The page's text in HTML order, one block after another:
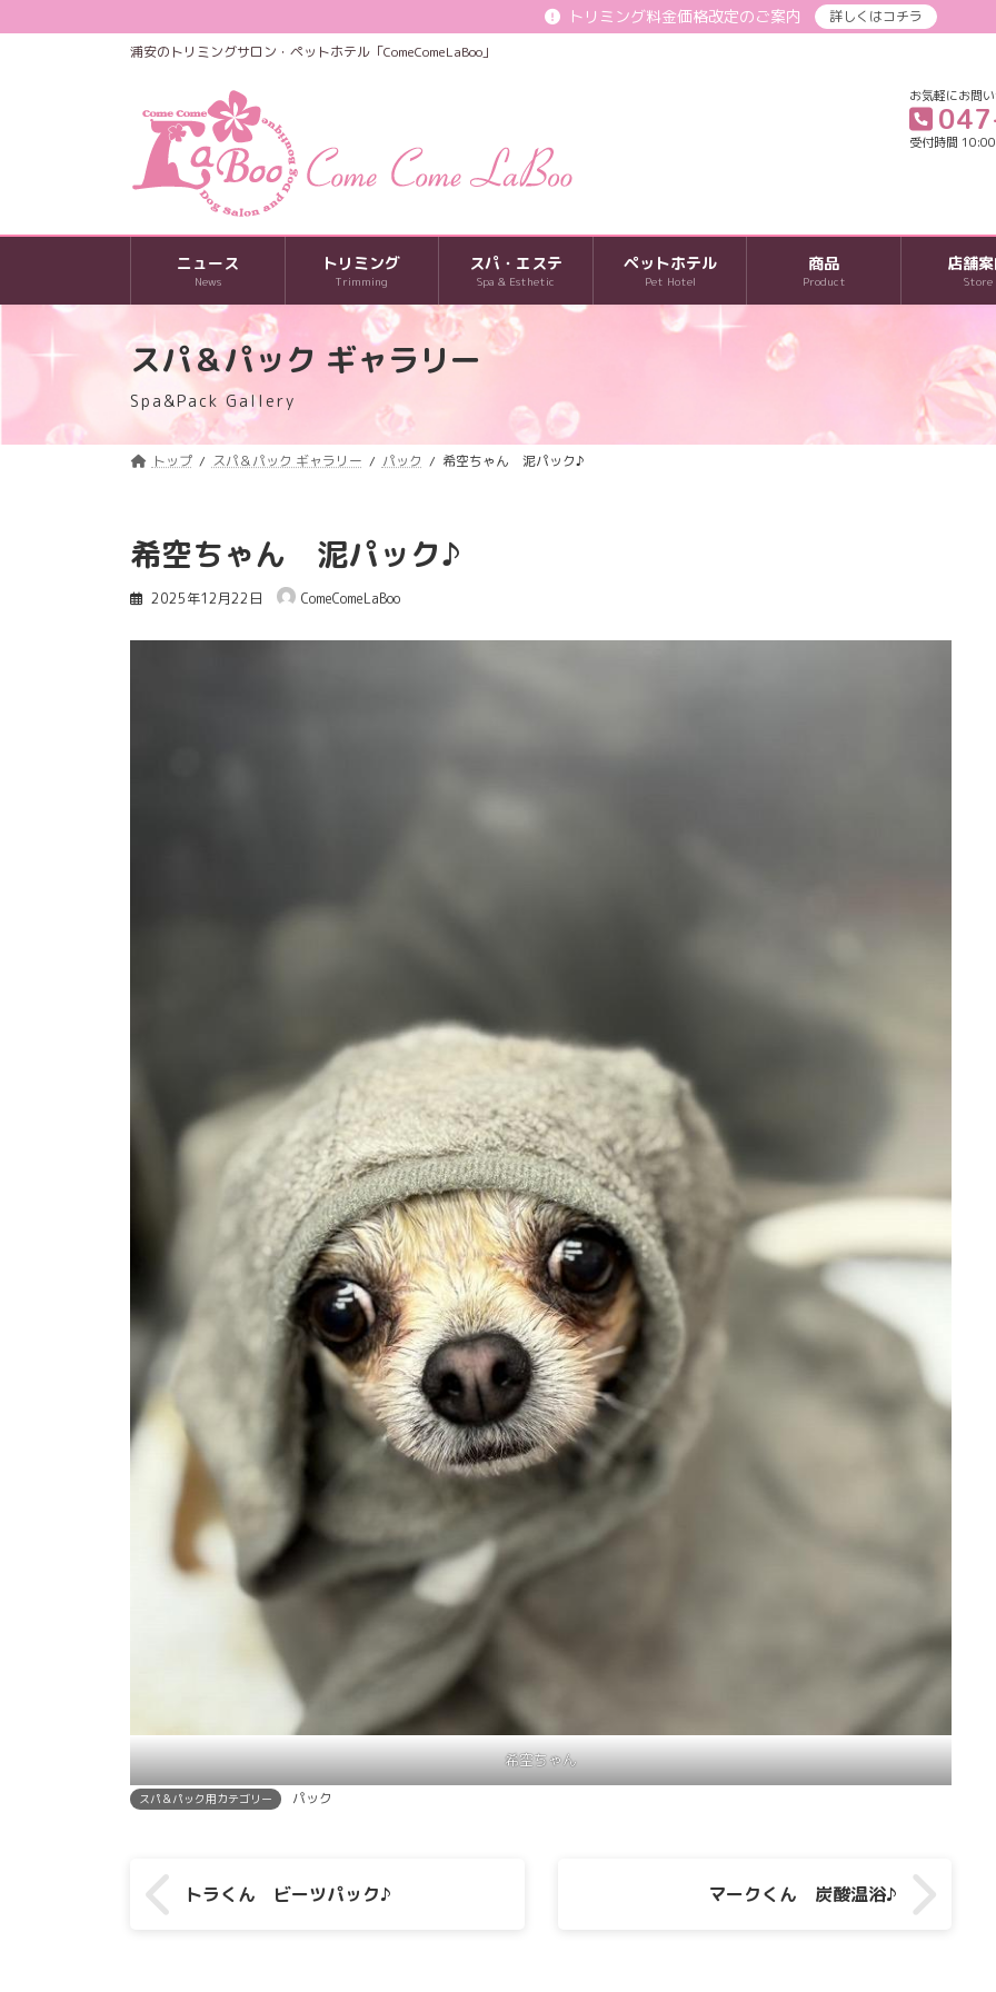
ン
ビ
トリミング料金価格改定のご案内
詳しくはコチラ
浦安のトリミングサロン・ペットホテル「ComeComeLaBoo」
お気軽にお問
受付時間
ニュース
News
トリミング
Trimming
スパ・エステ
Spa & Esthetic
ペットホテル
Pet Hotel
商品
Product
店舗
Store
スパ＆パック ギャラリー
Spa&Pack Gallery
トップ スパ＆パック ギャラリー パック 希空ちゃん 泥パック♪
希空ちゃん 泥パック♪
2025年12月22日 ComeComeLaBoo
希空ちゃん
スパ＆パック用カテゴリー パック
トラくん ビーツパック♪ マークくん 炭酸温浴♪